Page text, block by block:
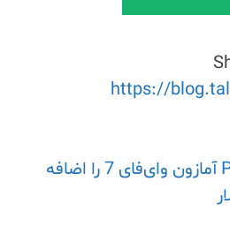
https://
Eero Max 7 آمازون وای‌فای 7 را اضافه